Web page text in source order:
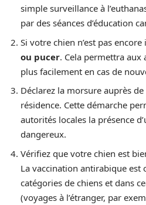
simple surveillance à
par des séances d’éducation
Si votre chien n’est pas
ou pucer. Cela permettra
plus facilement en cas de
Déclarez la morsure auprès de
résidence. Cette démarche
autorités locales la présence
dangereux.
Vérifiez que votre chien est
La vaccination antirabique
catégories de chiens et dans
(voyages à l’étranger, par